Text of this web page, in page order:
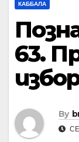
КАББАЛА
63.
By